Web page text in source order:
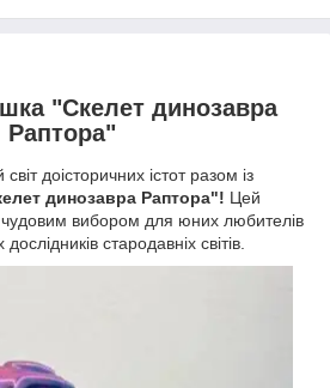
"Скелет динозавра
Раптора"
доісторичних істот разом із
динозавра Раптора"! Цей
чудовим вибором для юних любителів
стародавніх світів.